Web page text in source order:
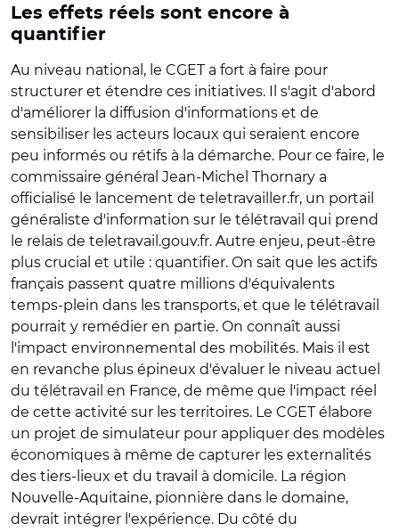
Les effets réels sont encore à
quantifier
Au niveau national, le CGET a fort à faire pour
structurer et étendre ces initiatives. Il s'agit d'abord
d'améliorer la diffusion d'informations et de
sensibiliser les acteurs locaux qui seraient encore
peu informés ou rétifs à la démarche. Pour ce faire, le
commissaire général Jean-Michel Thornary a
officialisé le lancement de teletravailler.fr, un portail
généraliste d'information sur le télétravail qui prend
le relais de teletravail.gouv.fr. Autre enjeu, peut-être
plus crucial et utile : quantifier. On sait que les actifs
français passent quatre millions d'équivalents
temps-plein dans les transports, et que le télétravail
pourrait y remédier en partie. On connaît aussi
l'impact environnemental des mobilités. Mais il est
en revanche plus épineux d'évaluer le niveau actuel
du télétravail en France, de même que l'impact réel
de cette activité sur les territoires. Le CGET élabore
un projet de simulateur pour appliquer des modèles
économiques à même de capturer les externalités
des tiers-lieux et du travail à domicile. La région
Nouvelle-Aquitaine, pionnière dans le domaine,
devrait intégrer l'expérience. Du côté du